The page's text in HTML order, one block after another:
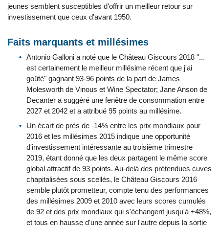
jeunes semblent susceptibles d'offrir un meilleur retour sur
investissement que ceux d'avant 1950.
Faits marquants et millésimes
Antonio Galloni a noté que le Château Giscours 2018 "...
est certainement le meilleur millésime récent que j'ai
goûté" gagnant 93-96 points de la part de James
Molesworth de Vinous et Wine Spectator; Jane Anson de
Decanter a suggéré une fenêtre de consommation entre
2027 et 2042 et a attribué 95 points au millésime.
Un écart de près de -14% entre les prix mondiaux pour
2016 et les millésimes 2015 indique une opportunité
d'investissement intéressante au troisième trimestre
2019, étant donné que les deux partagent le même score
global attractif de 93 points. Au-delà des prétendues cuves
chapitalisées sous scellés, le Château Giscours 2016
semble plutôt prometteur, compte tenu des performances
des millésimes 2009 et 2010 avec leurs scores cumulés
de 92 et des prix mondiaux qui s'échangent jusqu'à +48%,
et tous en hausse d'une année sur l'autre depuis la sortie